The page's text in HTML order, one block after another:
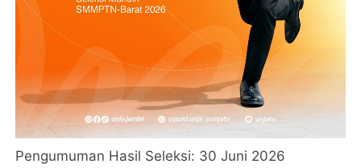
Pengumuman Hasil Seleksi: 30 Juni 2026